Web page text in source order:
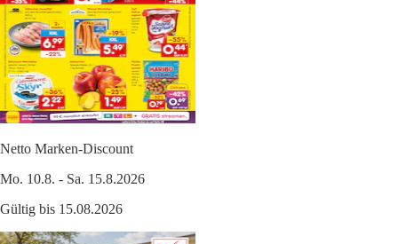
Netto Marken-Discount
Mo. 10.8. - Sa. 15.8.2026
Gültig bis 15.08.2026